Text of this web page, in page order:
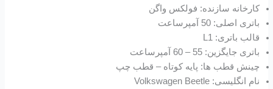
کارخانه سازنده: فولکس واگن
باتری اصلی: 50 آمپرساعت
قالب باتری: L1
باتری جایگزین: 55 – 60 آمپرساعت
چینش قطب ها: پایه کوتاه – قطب چپ
نام انگلیسی: Volkswagen Beetle